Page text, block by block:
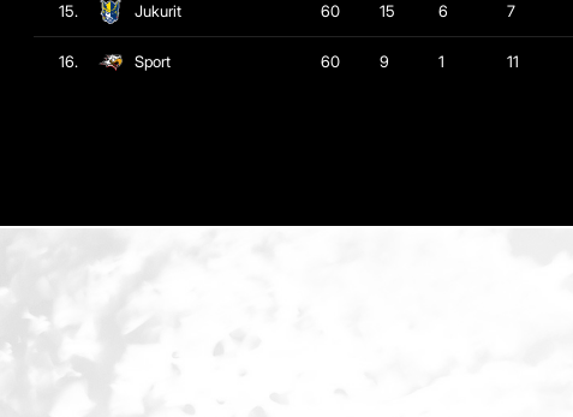
15. Jukurit 60 15 6 7
16. Sport 60 9 1 11